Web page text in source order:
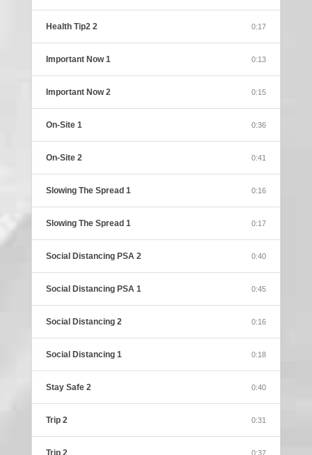
Health Tip2 2 0:17
Important Now 1 0:13
Important Now 2 0:15
On-Site 1 0:36
On-Site 2 0:41
Slowing The Spread 1 0:16
Slowing The Spread 1 0:17
Social Distancing PSA 2 0:40
Social Distancing PSA 1 0:45
Social Distancing 2 0:16
Social Distancing 1 0:18
Stay Safe 2 0:40
Trip 2 0:31
0:37